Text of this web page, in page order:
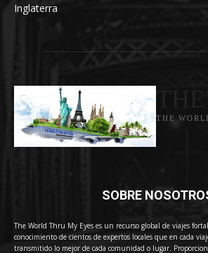
Inglaterra
THE
SOBRE
The World Thru My Eyes es un recurso global de viajes
conocimiento de cientos de expertos locales que en cada
transmitido lo mejor de cada comunidad o lugar.